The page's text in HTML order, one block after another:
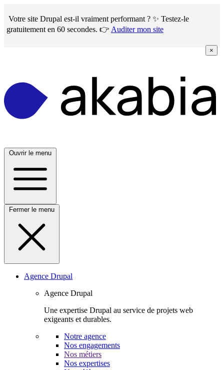
to
main
content
Votre site Drupal est-il vraiment performant ? ✨ Testez-le
gratuitement en 60 secondes. 👉 Auditer mon site
×
Ouvrir le menu
Fermer le menu
Agence Drupal
Agence Drupal
Une expertise Drupal au service de projets web
exigeants et durables.
Notre agence
Nos engagements
Nos métiers
Nos expertises